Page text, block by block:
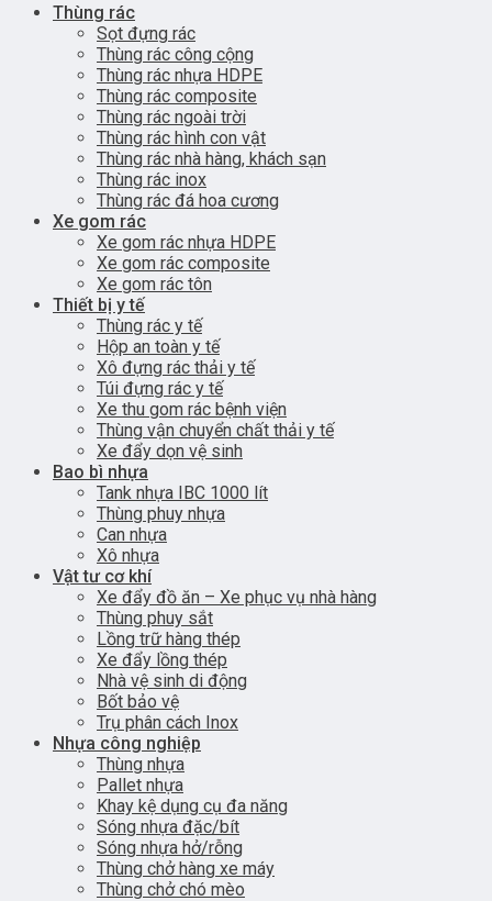
Thùng rác
Sọt đựng rác
Thùng rác công cộng
Thùng rác nhựa HDPE
Thùng rác composite
Thùng rác ngoài trời
Thùng rác hình con vật
Thùng rác nhà hàng, khách sạn
Thùng rác inox
Thùng rác đá hoa cương
Xe gom rác
Xe gom rác nhựa HDPE
Xe gom rác composite
Xe gom rác tôn
Thiết bị y tế
Thùng rác y tế
Hộp an toàn y tế
Xô đựng rác thải y tế
Túi đựng rác y tế
Xe thu gom rác bệnh viện
Thùng vận chuyển chất thải y tế
Xe đẩy dọn vệ sinh
Bao bì nhựa
Tank nhựa IBC 1000 lít
Thùng phuy nhựa
Can nhựa
Xô nhựa
Vật tư cơ khí
Xe đẩy đồ ăn – Xe phục vụ nhà hàng
Thùng phuy sắt
Lồng trữ hàng thép
Xe đẩy lồng thép
Nhà vệ sinh di động
Bốt bảo vệ
Trụ phân cách Inox
Nhựa công nghiệp
Thùng nhựa
Pallet nhựa
Khay kệ dụng cụ đa năng
Sóng nhựa đặc/bít
Sóng nhựa hở/rỗng
Thùng chở hàng xe máy
Thùng chở chó mèo